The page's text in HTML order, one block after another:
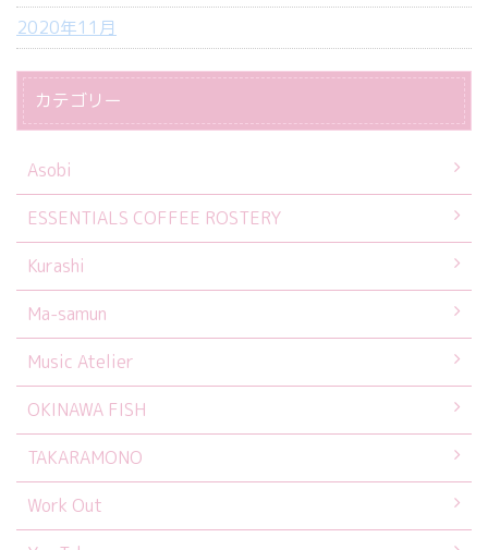
2020年11月
カテゴリー
Asobi
ESSENTIALS COFFEE ROSTERY
Kurashi
Ma-samun
Music Atelier
OKINAWA FISH
TAKARAMONO
Work Out